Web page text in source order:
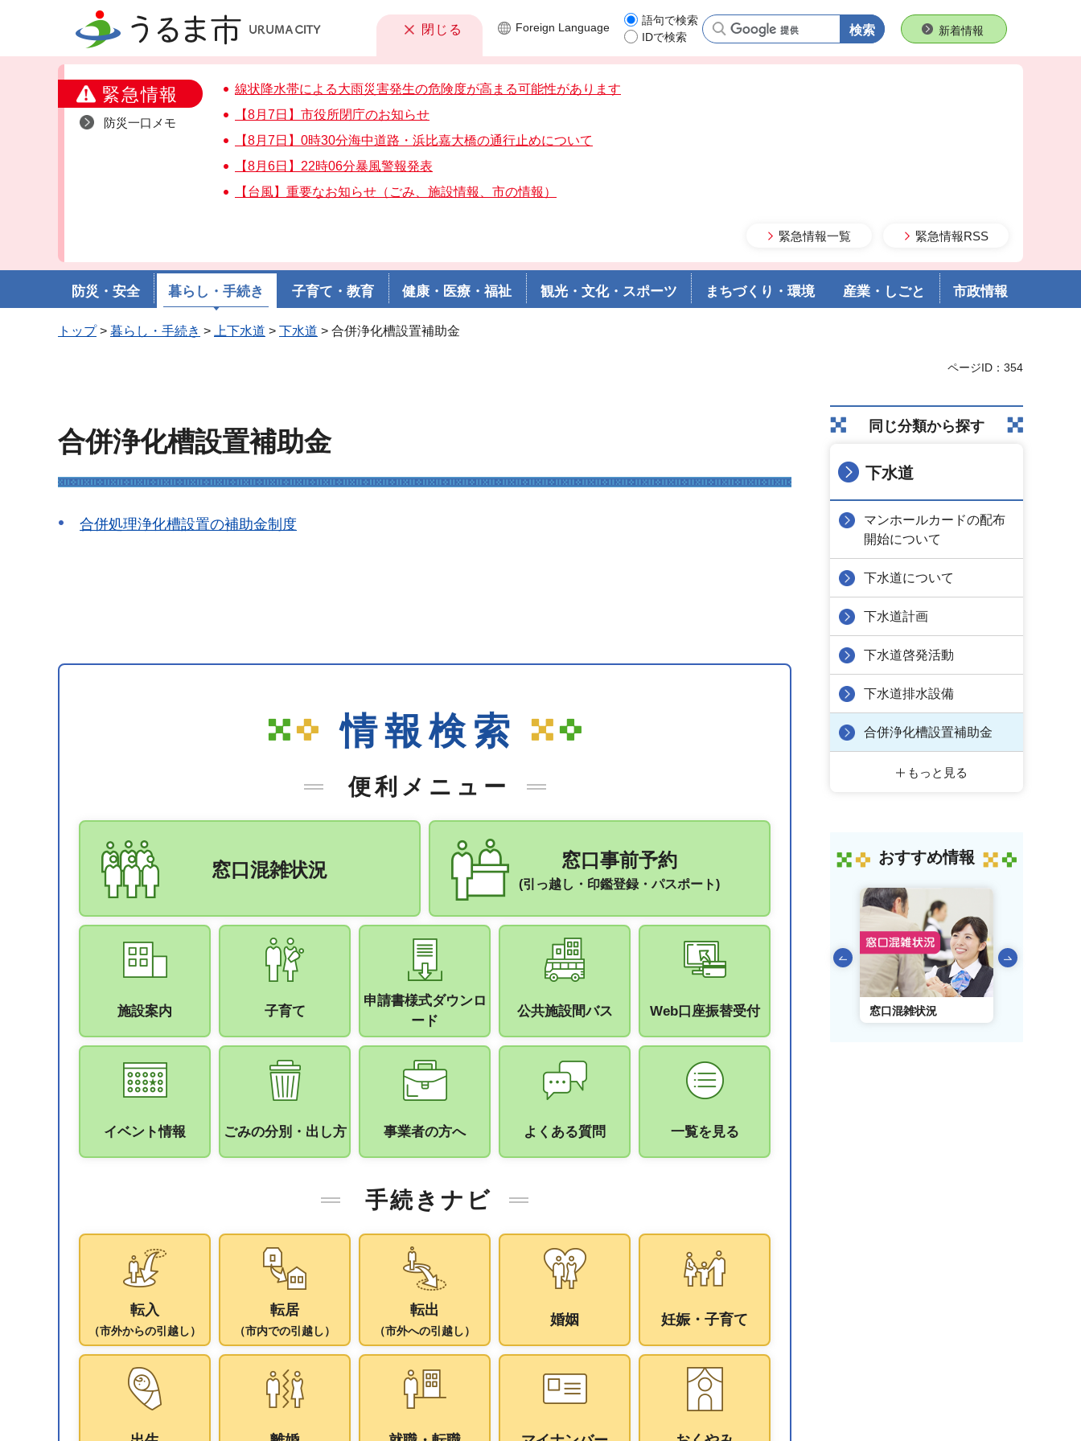
うるま市 閉じる
緊急情報
防災一口メモ
線状降水帯による大雨災害発生の危険度が高まる可能性があります
【8月7日】市役所閉庁のお知らせ
【8月7日】0時30分海中道路・浜比嘉大橋の通行止めについて
【8月6日】22時06分暴風警報発表
【台風】重要なお知らせ（ごみ、施設情報、市の情報）
緊急情報一覧 緊急情報RSS
Foreign Language
語句で検索
IDで検索
語句で検索新着情報
防災・安全 暮らし・手続き 子育て・教育 健康・医療・福祉 観光・文化・スポーツ まちづくり・環境 産業・しごと 市政情報
トップ> 暮らし・手続き > 上下水道 > 下水道 > 合併浄化槽設置補助金
ページID：354
合併浄化槽設置補助金
合併処理浄化槽設置の補助金制度
情報検索
便利メニュー
窓口混雑状況 窓口事前予約
(引っ越し・印鑑登録・パスポート)
施設案内 子育て
申請書様式ダウンロ
ード
公共施設間バス Web口座振替受付
イベント情報 ごみの分別・出し方 事業者の方へ よくある質問 一覧を見る
手続きナビ
転入
（市外からの引越し）
転居
（市内での引越し）
転出
（市外への引越し）
婚姻 妊娠・子育て
同じ分類から探す
下水道
マンホールカードの配布
開始について
下水道について
下水道計画
下水道啓発活動
下水道排水設備
合併浄化槽設置補助金
もっと見る
おすすめ情報
前のスライドを表示
手続きナビ AIチャットボット 窓口混雑状況